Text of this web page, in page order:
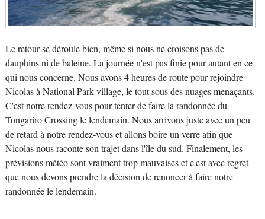
Le retour se déroule bien, même si nous ne croisons pas de
dauphins ni de baleine. La journée n'est pas finie pour autant en ce
qui nous concerne. Nous avons 4 heures de route pour rejoindre
Nicolas à National Park village, le tout sous des nuages menaçants.
C'est notre rendez-vous pour tenter de faire la randonnée du
Tongariro Crossing le lendemain. Nous arrivons juste avec un peu
de retard à notre rendez-vous et allons boire un verre afin que
Nicolas nous raconte son trajet dans l'île du sud. Finalement, les
prévisions météo sont vraiment trop mauvaises et c'est avec regret
que nous devons prendre la décision de renoncer à faire notre
randonnée le lendemain.